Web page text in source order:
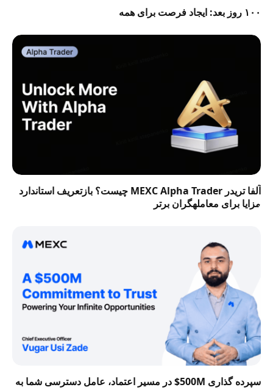
۱۰۰ روز بعد: ایجاد فرصت برای همه
آلفا تریدر MEXC Alpha Trader چیست؟ بازتعریف استاندارد
مزایا برای معاملهگران برتر
سپرده گذاری 500M$ در مسیر اعتماد، عامل دسترسی شما به